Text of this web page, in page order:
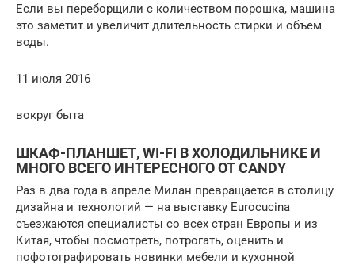
Если вы переборщили с количеством порошка, машина
это заметит и увеличит длительность стирки и объем
воды.
11 июля 2016
вокруг быта
ШКАФ-ПЛАНШЕТ, WI-FI В ХОЛОДИЛЬНИКЕ И
МНОГО ВСЕГО ИНТЕРЕСНОГО ОТ CANDY
Раз в два года в апреле Милан превращается в столицу
дизайна и технологий — на выставку Eurocucina
съезжаются специалисты со всех стран Европы и из
Китая, чтобы посмотреть, потрогать, оценить и
пофотографировать новинки мебели и кухонной